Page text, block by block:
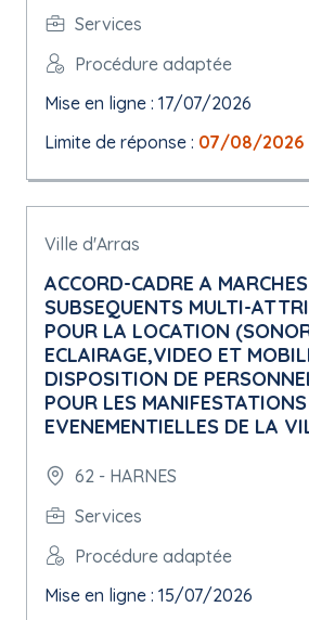
Services
Procédure adaptée
Mise en ligne : 17/07/2026
Limite de réponse : 07/08/2026
Ville d'Arras
ACCORD-CADRE A MARCHES
SUBSEQUENTS MULTI-
POUR LA LOCATION
ECLAIRAGE,VIDEO ET
DISPOSITION DE
POUR LES MANIFESTATIONS
EVENEMENTIELLES DE LA
62 - HARNES
Services
Procédure adaptée
Mise en ligne : 15/07/2026